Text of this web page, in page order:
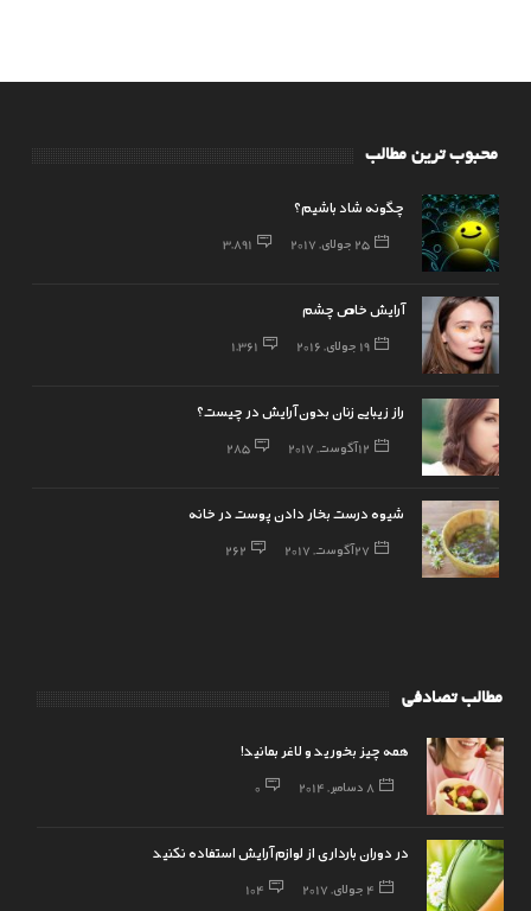
محبوب ترین مطالب
چگونه شاد باشیم؟
25 جولای, 2017 3,891
آرایش خاص چشم
19 جولای, 2016 1,361
راز زیبایی زنان بدون آرایش در چیست؟
12 آگوست, 2017 285
شیوه درست بخار دادن پوست در خانه
27 آگوست, 2017 262
مطالب تصادفی
همه چیز بخورید و لاغر بمانید!
8 دسامبر, 2014 0
در دوران بارداری از لوازم آرایش استفاده نکنید
4 جولای, 2017 104